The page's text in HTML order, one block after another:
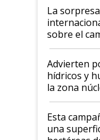
La
sobre el
"Estoy
Advierten
hídricos y
la zona
Esta
una